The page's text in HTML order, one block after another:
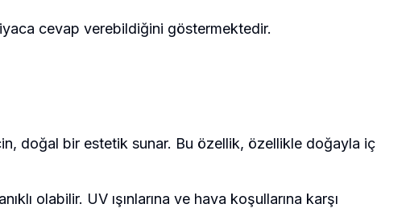
cevap verebildiğini göstermektedir.
doğal bir estetik sunar. Bu özellik, özellikle doğayla iç
olabilir. UV ışınlarına ve hava koşullarına karşı